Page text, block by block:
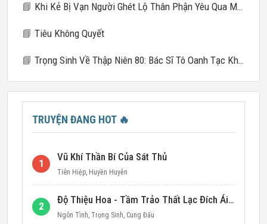
📘 Khi Kẻ Bị Vạn Người Ghét Lộ Thân Phận Yêu Qua Mạng
📘 Tiêu Không Quyết
📘 Trọng Sinh Về Thập Niên 80: Bác Sĩ Tô Oanh Tạc Khắp Nơi
TRUYỆN ĐANG HOT 🔥
1
Vũ Khí Thần Bí Của Sát Thủ
Tiên Hiệp, Huyền Huyễn
2
Độ Thiệu Hoa - Tầm Trảo Thất Lạc Đích Ái Tình
Ngôn Tình, Trọng Sinh, Cung Đấu